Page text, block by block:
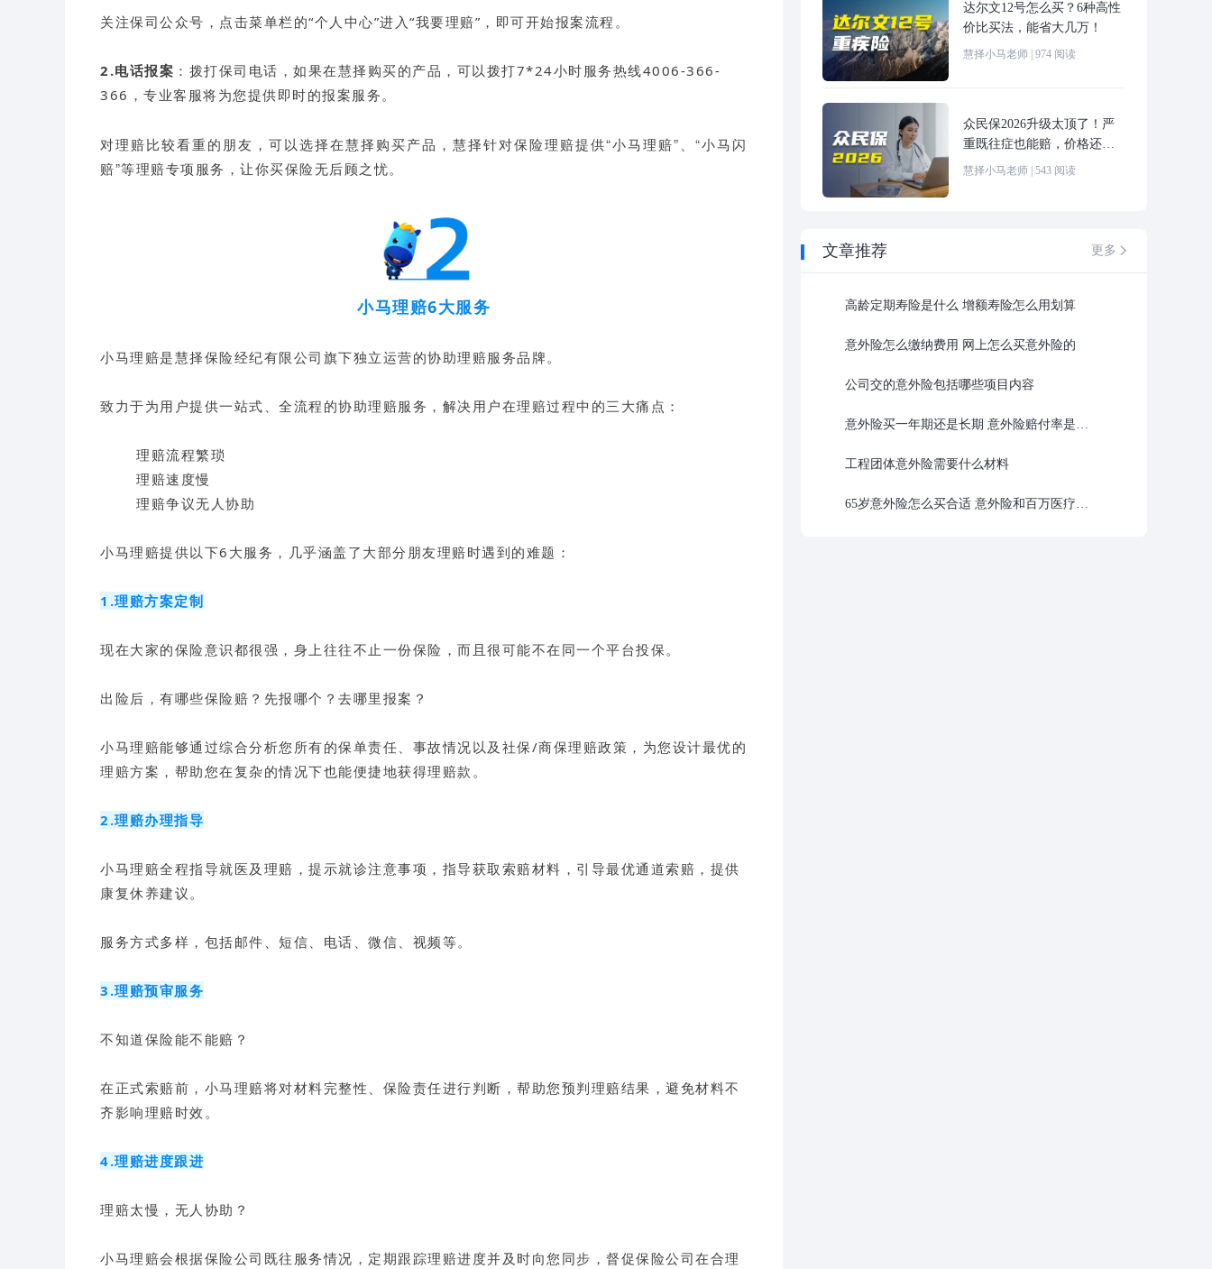
关注保司公众号，点击菜单栏的“个人中心”进入“我要理赔”，即可开始报案流程。
2.电话报案 ：拨打保司电话，如果在慧择购买的产品，可以拨打7*24小时服务热线4006-366-
366，专业客服将为您提供即时的报案服务。
对理赔比较看重的朋友，可以选择在慧择购买产品，慧择针对保险理赔提供“小马理赔”、“小马闪
赔”等理赔专项服务，让你买保险无后顾之忧。
小马理赔6大服务
小马理赔是慧择保险经纪有限公司旗下独立运营的协助理赔服务品牌。
致力于为用户提供一站式、全流程的协助理赔服务，解决用户在理赔过程中的三大痛点：
理赔流程繁琐
理赔速度慢
理赔争议无人协助
小马理赔提供以下6大服务，几乎涵盖了大部分朋友理赔时遇到的难题：
1.理赔方案定制
现在大家的保险意识都很强，身上往往不止一份保险，而且很可能不在同一个平台投保。
出险后，有哪些保险赔？先报哪个？去哪里报案？
小马理赔能够通过综合分析您所有的保单责任、事故情况以及社保/商保理赔政策，为您设计最优的
理赔方案，帮助您在复杂的情况下也能便捷地获得理赔款。
2.理赔办理指导
小马理赔全程指导就医及理赔，提示就诊注意事项，指导获取索赔材料，引导最优通道索赔，提供
康复休养建议。
服务方式多样，包括邮件、短信、电话、微信、视频等。
3.理赔预审服务
不知道保险能不能赔？
在正式索赔前，小马理赔将对材料完整性、保险责任进行判断，帮助您预判理赔结果，避免材料不
齐影响理赔时效。
4.理赔进度跟进
理赔太慢，无人协助？
小马理赔会根据保险公司既往服务情况，定期跟踪理赔进度并及时向您同步，督促保险公司在合理
达尔文12号怎么买？6种高性
价比买法，能省大几万！
慧择小马老师 974 阅读
众民保2026升级太顶了！严
重既往症也能赔，价格还更
便宜！
慧择小马老师 543 阅读
文章推荐 更多 
高龄定期寿险是什么 增额寿险怎么用划算
意外险怎么缴纳费用 网上怎么买意外险的
公司交的意外险包括哪些项目内容
意外险买一年期还是长期 意外险赔付率是多少
工程团体意外险需要什么材料
65岁意外险怎么买合适 意外险和百万医疗的区别